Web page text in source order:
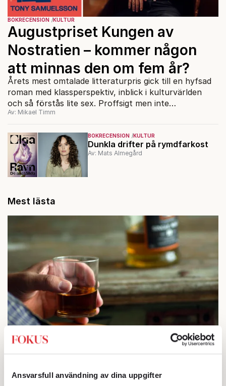
Ansvarsfull användning av dina uppgifter
BOKRECENSION KULTUR
Dunkla drifter på rymdfarkost
Av: Mats Almegård
BOKRECENSION KULTUR
Augustpriset Kungen av
Nostratien – kommer någon
att minnas den om fem år?
Årets mest omtalade litteraturpris gick till en hyfsad
roman med klassperspektiv, inblick i kulturvärlden
och så förstås lite sex. Proffsigt men inte
hänryckande.
Av: Mikael Timm
Mest lästa
STICKET
1.Bitte Assarmo:
Sagan om den lågbegåvade
ursprungsbefolkningen i Filipstad
2.Sakine Madon:Efter islamistdådet oroar sig